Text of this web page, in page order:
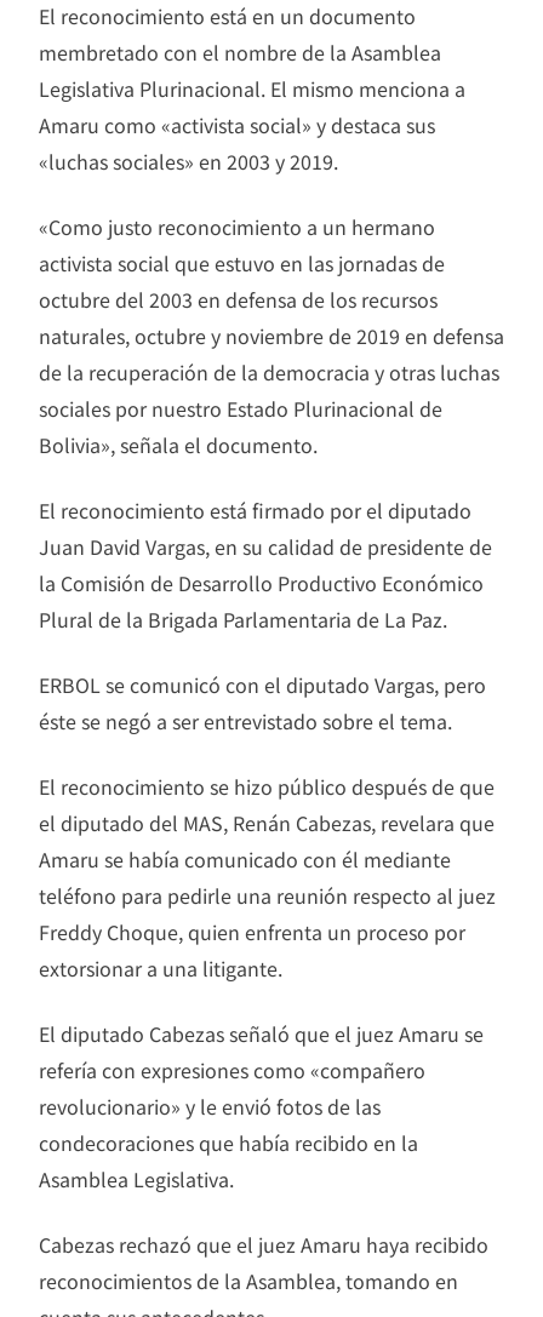
El reconocimiento está en un documento
membretado con el nombre de la Asamblea
Legislativa Plurinacional. El mismo menciona a
Amaru como «activista social» y destaca sus
«luchas sociales» en 2003 y 2019.
«Como justo reconocimiento a un hermano
activista social que estuvo en las jornadas de
octubre del 2003 en defensa de los recursos
naturales, octubre y noviembre de 2019 en defensa
de la recuperación de la democracia y otras luchas
sociales por nuestro Estado Plurinacional de
Bolivia», señala el documento.
El reconocimiento está firmado por el diputado
Juan David Vargas, en su calidad de presidente de
la Comisión de Desarrollo Productivo Económico
Plural de la Brigada Parlamentaria de La Paz.
ERBOL se comunicó con el diputado Vargas, pero
éste se negó a ser entrevistado sobre el tema.
El reconocimiento se hizo público después de que
el diputado del MAS, Renán Cabezas, revelara que
Amaru se había comunicado con él mediante
teléfono para pedirle una reunión respecto al juez
Freddy Choque, quien enfrenta un proceso por
extorsionar a una litigante.
El diputado Cabezas señaló que el juez Amaru se
refería con expresiones como «compañero
revolucionario» y le envió fotos de las
condecoraciones que había recibido en la
Asamblea Legislativa.
Cabezas rechazó que el juez Amaru haya recibido
reconocimientos de la Asamblea, tomando en